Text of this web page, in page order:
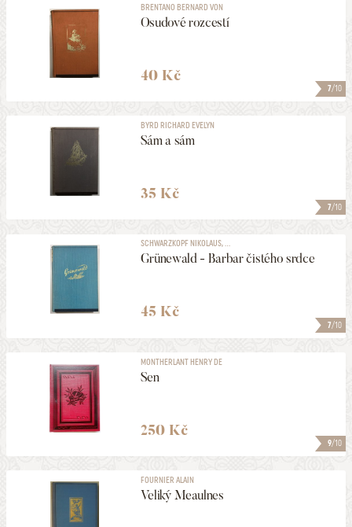
7/10
BRENTANO BERNARD VON
Osudové rozcestí
40 Kč
7/10
BYRD RICHARD EVELYN
Sám a sám
35 Kč
7/10
SCHWARZKOPF NIKOLAUS, ...
Grünewald - Barbar čistého srdce
45 Kč
9/10
MONTHERLANT HENRY DE
Sen
250 Kč
FOURNIER ALAIN
Veliký Meaulnes